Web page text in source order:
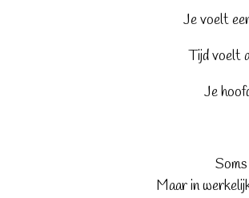
Je voelt
Tijd voelt
Je
Maar in